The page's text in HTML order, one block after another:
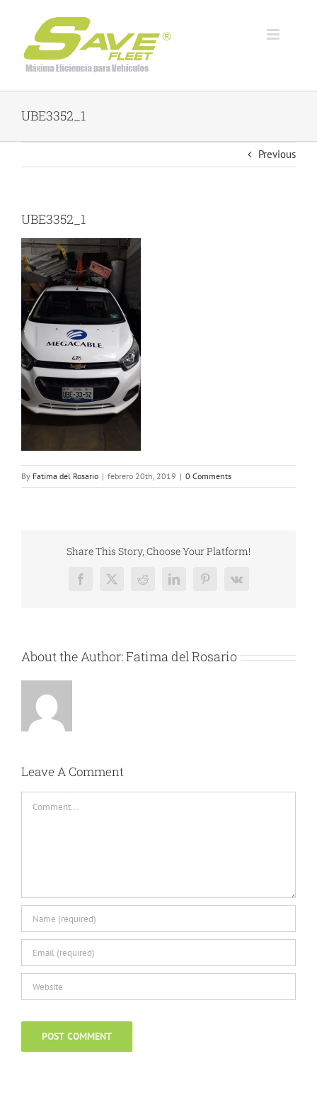
content
UBE3352_1
Previous
UBE3352_1
By Fatima del Rosario | febrero 20th, 2019 | 0 Comments
Share This Story, Choose Your Platform!
Facebook
X RedditLinkedInPinterest
Vk
About the Author:Fatima del Rosario
Leave A Comment